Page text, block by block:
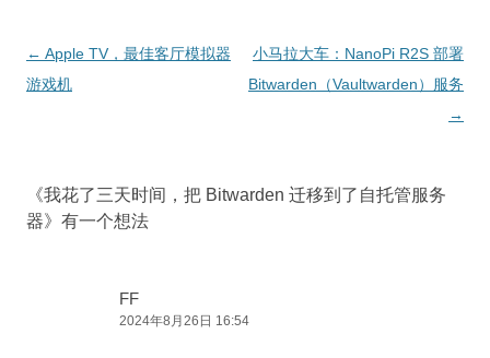
文
章
← Apple TV，最佳客厅模拟器
游戏机
小马拉大车：NanoPi R2S 部署
Bitwarden（Vaultwarden）服务
→
《我花了三天时间，把 Bitwarden 迁移到了自托管服务
器》有一个想法
FF
2024年8月26日 16:54